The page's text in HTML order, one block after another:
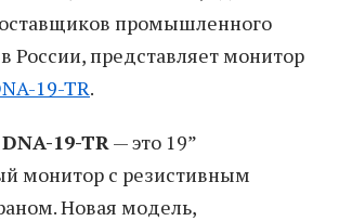
промышленного
России, представляет монитор
19-TR.
19-TR— это 19”
монитор с резистивным
Новая модель,